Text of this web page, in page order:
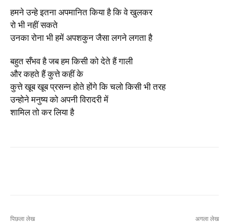
हमने उन्हे इतना अपमानित किया है कि वे खुलकर
रो भी नहीं सकते
उनका रोना भी हमें अपशकुन जैसा लगने लगता है
बहुत सँभव है जब हम किसी को देते हैं गाली
और कहते हैं कुत्ते कहीं के
कुत्ते खूब खूब प्रसन्न होते होंगे कि चलो किसी भी तरह
उन्होने मनुष्य को अपनी विरादरी में
शामिल तो कर लिया है
पिछला लेख अगला लेख